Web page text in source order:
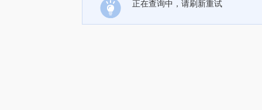
正在查询中，请刷新重试